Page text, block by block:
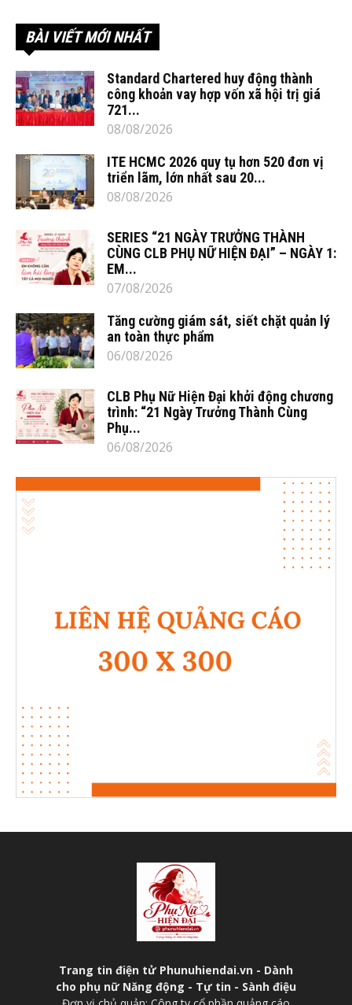
BÀI VIẾT MỚI NHẤT
Standard Chartered huy động thành
công khoản vay hợp vốn xã hội trị giá
721...
08/08/2026
ITE HCMC 2026 quy tụ hơn 520 đơn vị
triển lãm, lớn nhất sau 20...
08/08/2026
SERIES “21 NGÀY TRƯỞNG THÀNH
CÙNG CLB PHỤ NỮ HIỆN ĐẠI” – NGÀY 1:
EM...
07/08/2026
Tăng cường giám sát, siết chặt quản lý
an toàn thực phẩm
06/08/2026
CLB Phụ Nữ Hiện Đại khởi động chương
trình: “21 Ngày Trưởng Thành Cùng
Phụ...
06/08/2026
Trang tin điện tử Phunuhiendai.vn - Dành
cho phụ nữ Năng động - Tự tin - Sành điệu